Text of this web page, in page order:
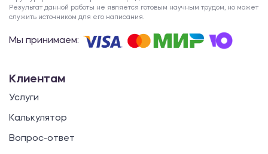
Результат данной работы не является готовым научным трудом, но может
служить источником для его написания.
Мы принимаем:
Клиентам
Услуги
Калькулятор
Вопрос-ответ